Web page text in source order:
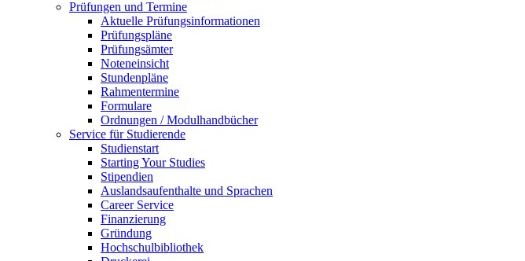
Prüfungen und Termine
Aktuelle Prüfungsinformationen
Prüfungspläne
Prüfungsämter
Noteneinsicht
Stundenpläne
Rahmentermine
Formulare
Ordnungen / Modulhandbücher
Service für Studierende
Studienstart
Starting Your Studies
Stipendien
Auslandsaufenthalte und Sprachen
Career Service
Finanzierung
Gründung
Hochschulbibliothek